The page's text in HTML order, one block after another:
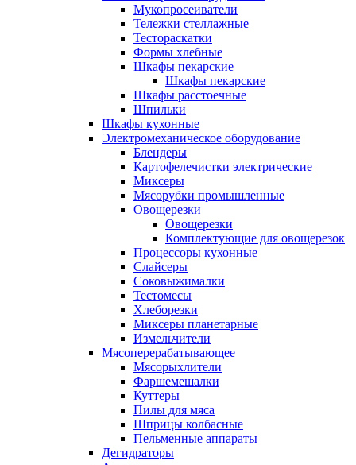
Мукопросеиватели
Тележки стеллажные
Тестораскатки
Формы хлебные
Шкафы пекарские
Шкафы пекарские
Шкафы расстоечные
Шпильки
Шкафы кухонные
Электромеханическое оборудование
Блендеры
Картофелечистки электрические
Миксеры
Мясорубки промышленные
Овощерезки
Овощерезки
Комплектующие для овощерезок
Процессоры кухонные
Слайсеры
Соковыжималки
Тестомесы
Хлеборезки
Миксеры планетарные
Измельчители
Мясоперерабатывающее
Мясорыхлители
Фаршемешалки
Куттеры
Пилы для мяса
Шприцы колбасные
Пельменные аппараты
Дегидраторы